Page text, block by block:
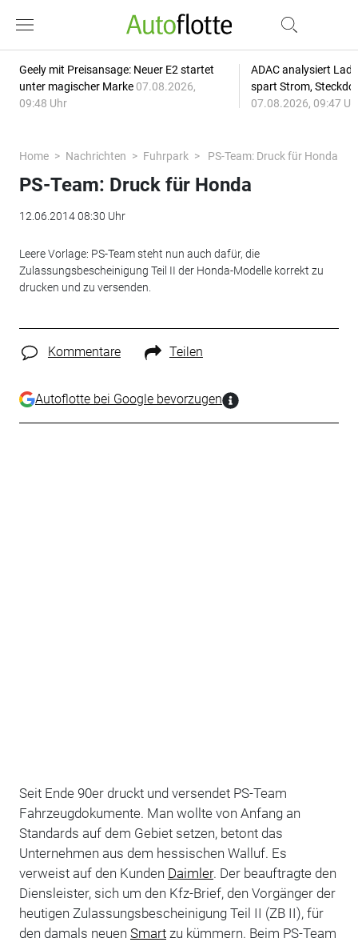
Geely mit Preisansage: Neuer E2 startet
unter magischer Marke 07.08.2026,
09:48 Uhr
ADAC analysiert
spart Strom,
07.08.2026, 09:47
Home Nachrichten Fuhrpark PS-Team: Druck für Honda
PS-Team: Druck für Honda
12.06.2014 08:30 Uhr
Leere Vorlage: PS-Team steht nun auch dafür, die
Zulassungsbescheinigung Teil II der Honda-Modelle korrekt zu
drucken und zu versenden.
Kommentare Teilen
Autoflotte bei Google bevorzugen
Seit Ende 90er druckt und versendet PS-Team
Fahrzeugdokumente. Man wollte von Anfang an
Standards auf dem Gebiet setzen, betont das
Unternehmen aus dem hessischen Walluf. Es
verweist auf den Kunden Daimler. Der beauftragte den
Diensleister, sich um den Kfz-Brief, den Vorgänger der
heutigen Zulassungsbescheinigung Teil II (ZB II), für
den damals neuen Smartzu kümmern. Beim PS-Team